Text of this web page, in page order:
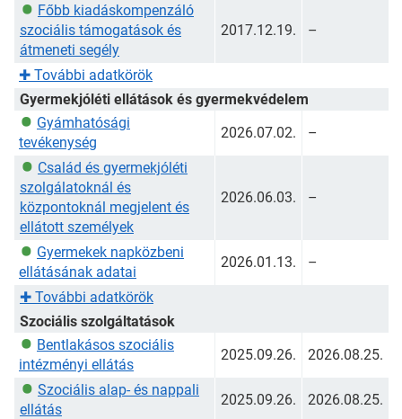
Főbb kiadáskompenzáló
szociális támogatások és
átmeneti segély
2017.12.19. –
✚ További adatkörök
Gyermekjóléti ellátások és gyermekvédelem
Gyámhatósági
tevékenység
2026.07.02. –
Család és gyermekjóléti
szolgálatoknál és
központoknál megjelent és
ellátott személyek
2026.06.03. –
Gyermekek napközbeni
ellátásának adatai
2026.01.13. –
✚ További adatkörök
Szociális szolgáltatások
Bentlakásos szociális
intézményi ellátás
2025.09.26. 2026.08.25.
Szociális alap- és nappali
ellátás
2025.09.26. 2026.08.25.